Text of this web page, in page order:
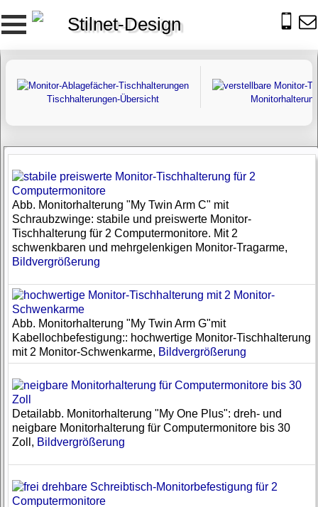
Stilnet-Design
Tischhalterungen-Übersicht
Abb. Monitorhalterung "My Twin Arm C" mit
Schraubzwinge: stabile und preiswerte Monitor-
Tischhalterung für 2 Computermonitore. Mit 2
schwenkbaren und mehrgelenkigen Monitor-Tragarme,
Bildvergrößerung
Abb. Monitorhalterung "My Twin Arm G"mit
Kabellochbefestigung:: hochwertige Monitor-Tischhalterung
mit 2 Monitor-Schwenkarme, Bildvergrößerung
Detailabb. Monitorhalterung "My One Plus": dreh- und
neigbare Monitorhalterung für Computermonitore bis 30
Zoll, Bildvergrößerung